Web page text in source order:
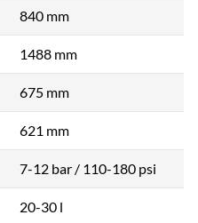
840 mm
1488 mm
675 mm
621 mm
7-12 bar / 110-180 psi
20-30 l